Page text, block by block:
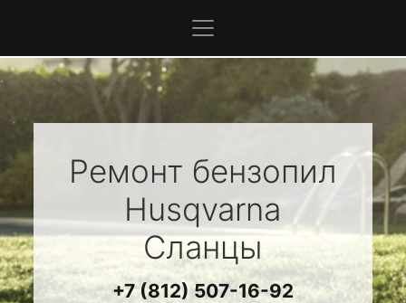
Ремонт бензопил
Husqvarna
Сланцы
+7 (812) 507-16-92